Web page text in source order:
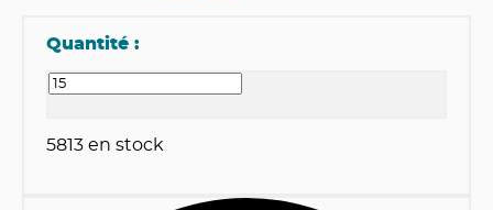
Quantité :
5813 en stock